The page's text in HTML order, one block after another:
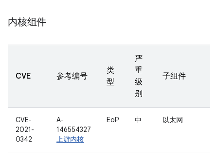
内核组件
CVE 参考编号
类
型
严
重
级
别
子组件
CVE-
2021-
0342
A-
146554327
上游内核
EoP 中 以太网